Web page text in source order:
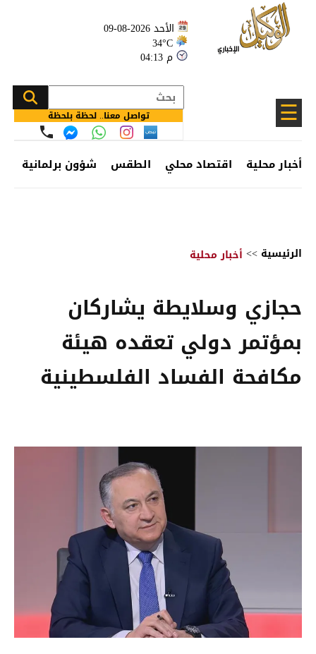
الأحد 2026-08-09
34°C
04:13 م
☰ تواصل معنا.. لحظة بلحظة
أخبار محلية اقتصاد محلي الطقس شؤون برلمانية
الرئيسية >> أخبار محلية
حجازي وسلايطة يشاركان
بمؤتمر دولي تعقده هيئة
مكافحة الفساد الفلسطينية